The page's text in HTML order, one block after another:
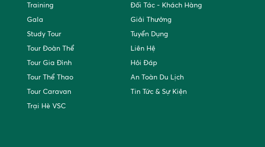
Training
Gala
Study Tour
Tour Đoàn Thể
Tour Gia Đình
Tour Thể Thao
Tour Caravan
Trại Hè VSC
Đối Tác - Khách Hàng
Giải Thưởng
Tuyển Dụng
Liên Hệ
Hỏi Đáp
An Toàn Du Lịch
Tin Tức & Sự Kiện